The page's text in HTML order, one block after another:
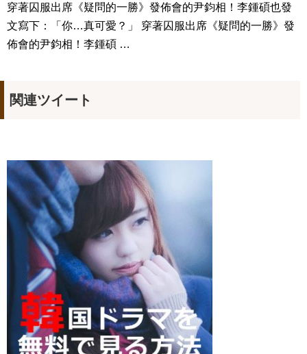
yoon kyun sang
ユン・ギュンサン主演「潜入弁護人」第1回特別公開！
ハン・ヘジン 한혜진 – (선공개) 강남 3대 얼짱 출신 &#39;한혜진
언니&#39; (ft. 도여니의 학창시절) | 편 먹고 갈래요? 밥블레스유 2
한가인 –
九尾狐外伝 第２話 キム・ジウ チョ・ヒョンジェ
「ライフ・ オン・ マーズ」2019年11月2日TSUTAYAにて先行
レンタル開始！
(ENG SUB) Behind The Scene Hyun Bin 현빈❤️ 손예진 Son Ye
Jin-Crash Landing On You/ヒョンビン❤️ソンイェジン / エンジョイ❕
ユン・ギュンサン、番組にも登場した愛猫が急死…イ・ソンギ
ョンら同僚芸能人から慰めの言葉が続々 – Taka News
キム・レウォンの影絵遊び！？「黒騎士～永遠の約束～」メイ
キングを一部公開（DVD-SET2特典映像より）
「まず熱く掃除せよ」女優キム・ユジョン、「健康がとても回
復…痩せたのはソン・ジェリムのせい!? 」 (11/26)
【裏芸能】キムユジョンの熱愛彼氏はあの大物俳優
キム・ユジョン、美しいセルフショットで近況を伝える“会いた
いでしょ？” Big News TV
キム・ユジョン、新ドラマ「まず熱く掃除せよ」に出演確
定…“台本を見た瞬間惹かれた” 20180123
穿著囚服出席《疑問的一勝》發佈會的尹鈞相！李鍾碩也發
文寫下：「你…真可愛？」 穿著囚服出席《疑問的一勝》發
佈會的尹鈞相！李鍾碩 …
関連ツイート